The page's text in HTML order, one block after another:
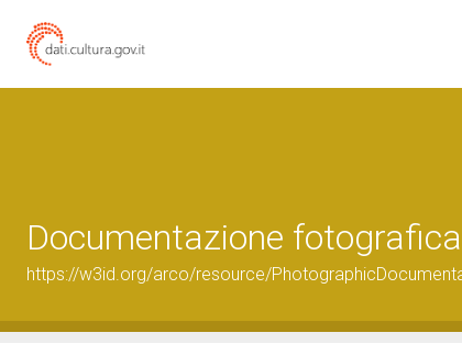
Documentazione
https://w3id.org/arco/resource/